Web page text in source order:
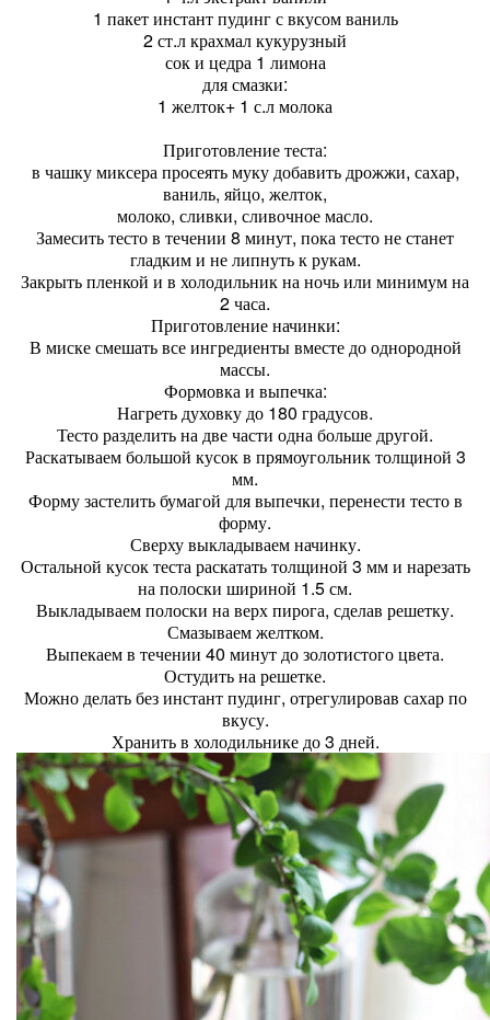
1 пакет инстант пудинг с вкусом ваниль
2 ст.л крахмал кукурузный
сок и цедра 1 лимона
для смазки:
1 желток+ 1 с.л молока
Приготовление теста:
в чашку миксера просеять муку добавить дрожжи, сахар,
ваниль, яйцо, желток,
молоко, сливки, сливочное масло.
Замесить тесто в течении 8 минут, пока тесто не станет
гладким и не липнуть к рукам.
Закрыть пленкой и в холодильник на ночь или минимум на
2 часа.
Приготовление начинки:
В миске смешать все ингредиенты вместе до однородной
массы.
Формовка и выпечка:
Нагреть духовку до 180 градусов.
Тесто разделить на две части одна больше другой.
Раскатываем большой кусок в прямоугольник толщиной 3
мм.
Форму застелить бумагой для выпечки, перенести тесто в
форму.
Сверху выкладываем начинку.
Остальной кусок теста раскатать толщиной 3 мм и нарезать
на полоски шириной 1.5 см.
Выкладываем полоски на верх пирога, сделав решетку.
Смазываем желтком.
Выпекаем в течении 40 минут до золотистого цвета.
Остудить на решетке.
Можно делать без инстант пудинг, отрегулировав сахар по
вкусу.
Хранить в холодильнике до 3 дней.